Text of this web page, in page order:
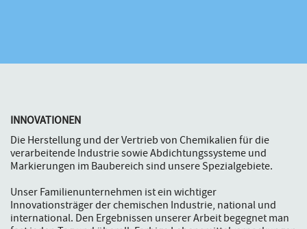
INNOVATIONEN
Die Herstellung und der Vertrieb von Chemikalien für die
verarbeitende Industrie sowie Abdichtungssysteme und
Markierungen im Baubereich sind unsere Spezialgebiete.
Unser Familienunternehmen ist ein wichtiger
Innovationsträger der chemischen Industrie, national und
international. Den Ergebnissen unserer Arbeit begegnet man